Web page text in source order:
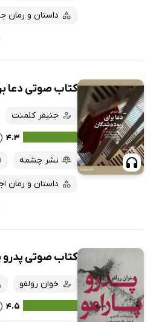
داستان و رمان
کتاب صوتی دعا
جنیفر کلمنت
۴.۳
نشر چشمه
داستان و رمان
کتاب صوتی پدرو
خوان رولفو
۴.۵